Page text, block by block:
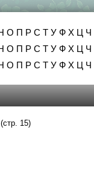
О П Р С Т У Ф Х Ц Ч
О П Р С Т У Ф Х Ц Ч
О П Р С Т У Ф Х Ц Ч
15)